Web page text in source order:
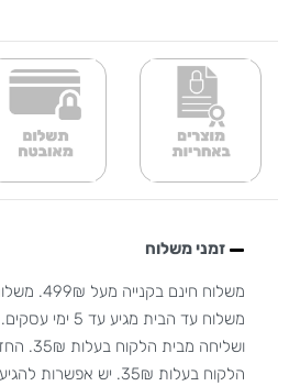
זמני משלוח
משלוח עד הבית
ושליחה
הלקוח בעלות 35₪. יש